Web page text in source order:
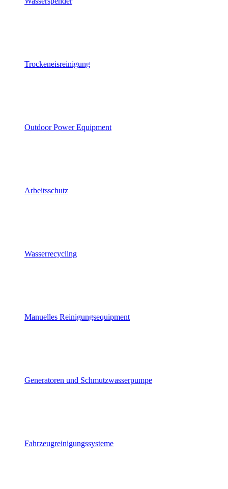
Trockeneisreinigung
Outdoor Power Equipment
Arbeitsschutz
Wasserrecycling
Manuelles Reinigungsequipment
Generatoren und Schmutzwasserpumpe
Fahrzeugreinigungssysteme